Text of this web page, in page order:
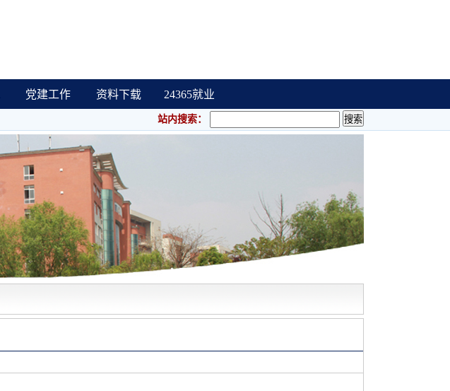
党建工作 资料下载 24365就业
站内搜索：